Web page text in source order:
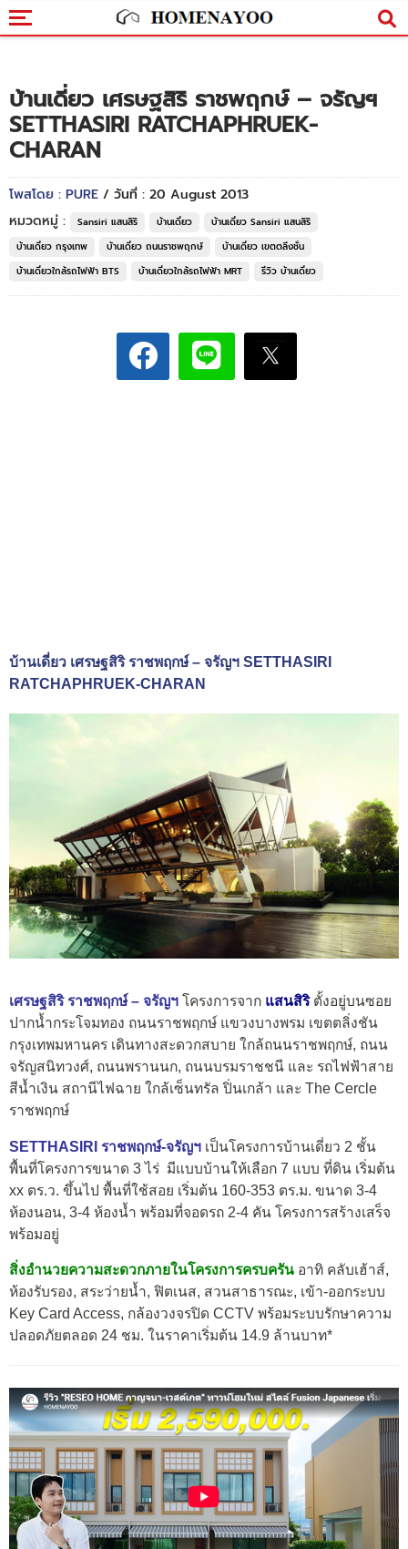
บ้านเดี่ยว เศรษฐสิริ ราชพฤกษ์ – จรัญฯ
SETTHASIRI RATCHAPHRUEK-
CHARAN
โพสโดย : PURE / วันที่ : 20 August 2013
หมวดหมู่ :
Sansiri แสนสิริ บ้านเดี่ยว
บ้านเดี่ยว Sansiri แสนสิริ
บ้านเดี่ยว กรุงเทพ
บ้านเดี่ยว ถนนราชพฤกษ์
บ้านเดี่ยว เขตตลิ่งชั่น
บ้านเดี่ยวใกล้รถไฟฟ้า BTS
บ้านเดี่ยวใกล้รถไฟฟ้า MRT รีวิว บ้านเดี่ยว
บ้านเดี่ยว เศรษฐสิริ ราชพฤกษ์ – จรัญฯ SETTHASIRI
RATCHAPHRUEK-CHARAN
เศรษฐสิริ ราชพฤกษ์ – จรัญฯ โครงการจาก แสนสิริตั้งอยู่บนซอย
ปากน้ำกระโจมทอง ถนนราชพฤกษ์ แขวงบางพรม เขตตลิ่งชัน
กรุงเทพมหานคร เดินทางสะดวกสบาย ใกล้ถนนราชพฤกษ์, ถนน
จรัญสนิทวงศ์, ถนนพรานนก, ถนนบรมราชชนี และ รถไฟฟ้าสาย
สีน้ำเงิน สถานีไฟฉาย ใกล้เซ็นทรัล ปิ่นเกล้า และ The Cercle
ราชพฤกษ์
SETTHASIRI ราชพฤกษ์-จรัญฯ เป็นโครงการบ้านเดี่ยว 2 ชั้น
พื้นที่โครงการขนาด 3 ไร่ มีแบบบ้านให้เลือก 7 แบบ ที่ดิน เริ่มต้น
xx ตร.ว. ขึ้นไป พื้นที่ใช้สอย เริ่มต้น 160-353 ตร.ม. ขนาด 3-4
ห้องนอน, 3-4 ห้องน้ำ พร้อมที่จอดรถ 2-4 คัน โครงการสร้างเสร็จ
พร้อมอยู่
สิ่งอำนวยความสะดวกภายในโครงการครบครัน อาทิ คลับเฮ้าส์,
ห้องรับรอง, สระว่ายน้ำ, ฟิตเนส, สวนสาธารณะ, เข้า-ออกระบบ
Key Card Access, กล้องวงจรปิด CCTV พร้อมระบบรักษาความ
ปลอดภัยตลอด 24 ชม. ในราคาเริ่มต้น 14.9 ล้านบาท*